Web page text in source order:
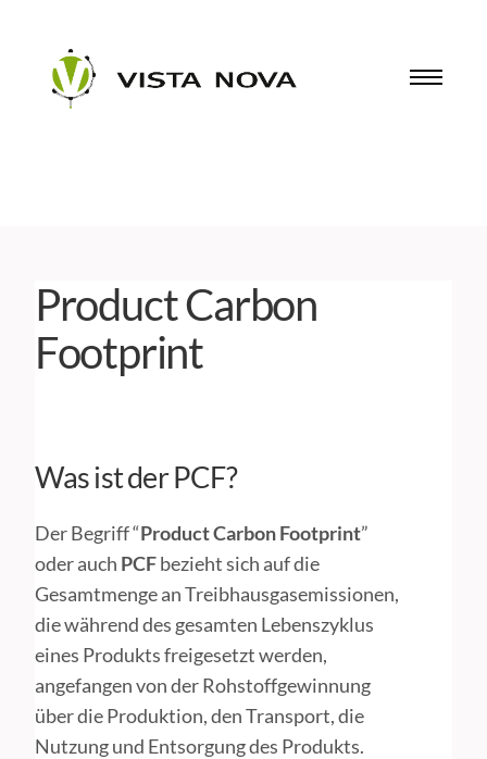
Product Carbon
Footprint
Was ist der PCF?
Der Begriff “Product Carbon Footprint”
oder auch PCFbezieht sich auf die
Gesamtmenge an Treibhausgasemissionen,
die während des gesamten Lebenszyklus
eines Produkts freigesetzt werden,
angefangen von der Rohstoffgewinnung
über die Produktion, den Transport, die
Nutzung und Entsorgung des Produkts.